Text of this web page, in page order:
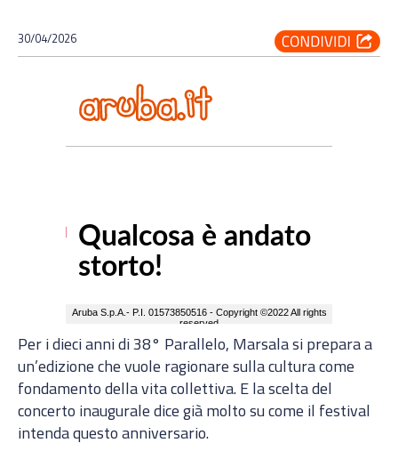
30/04/2026
Per i dieci anni di 38° Parallelo, Marsala si prepara a
un’edizione che vuole ragionare sulla cultura come
fondamento della vita collettiva. E la scelta del
concerto inaugurale dice già molto su come il festival
intenda questo anniversario.